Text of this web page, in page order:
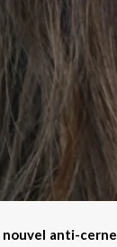
nouvel anti-